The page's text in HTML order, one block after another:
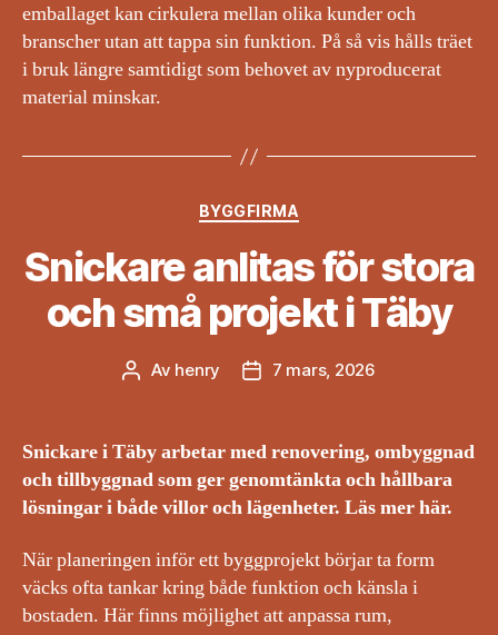
emballaget kan cirkulera mellan olika kunder och
branscher utan att tappa sin funktion. På så vis hålls träet
i bruk längre samtidigt som behovet av nyproducerat
material minskar.
Kategorier
BYGGFIRMA
Snickare anlitas för stora
och små projekt i Täby
Inläggsförfattare
Av henry Inläggsdatum
7 mars, 2026
Snickare i Täby arbetar med renovering, ombyggnad
och tillbyggnad som ger genomtänkta och hållbara
lösningar i både villor och lägenheter. Läs mer här.
När planeringen inför ett byggprojekt börjar ta form
väcks ofta tankar kring både funktion och känsla i
bostaden. Här finns möjlighet att anpassa rum,